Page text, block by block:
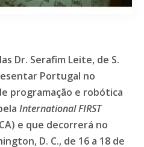
Dr. Serafim Leite, de S.
Portugal no
programação e robótica
International FIRST
e que decorrerá no
D. C., de 16 a 18 de